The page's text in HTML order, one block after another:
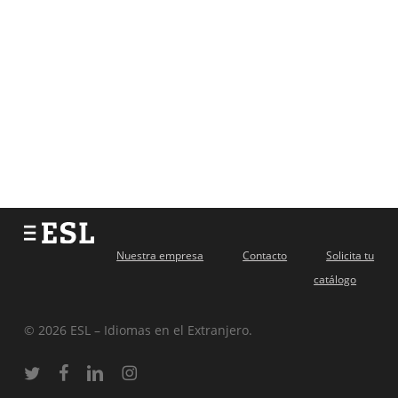
Nuestra empresa Contacto
Solicita tu
catálogo
© 2026 ESL – Idiomas en el Extranjero.
twitterfacebooklinkedininstagram